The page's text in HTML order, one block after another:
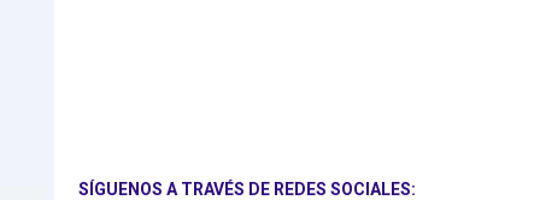
SÍGUENOS A TRAVÉS DE REDES SOCIALES: